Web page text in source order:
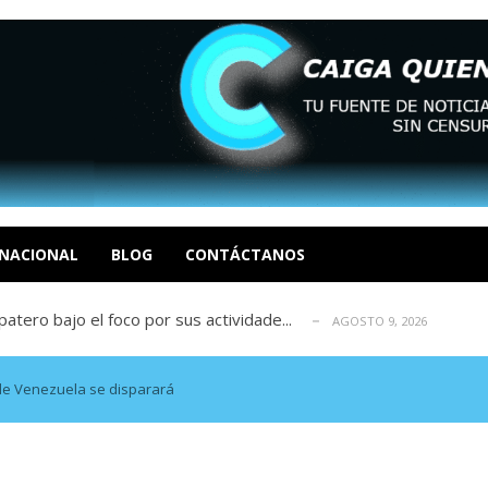
BLOG CONTÁCTANOS
en Venezuela tras finalizar su mis... AGOSTO 9, 2026
fondos para afectados por los terr... AGOSTO 9, 2026
deja un policía muerto AGOSTO 9, 2026
bajo el foco por sus actividade...
las secuelas que deja la prisión ... AGOSTO 9, 2026
en Venezuela tras finalizar su mis... AGOSTO 9, 2026
fondos para afectados por los terr...
deja un policía muerto AGOSTO 9, 2026
Venezuela se disparará